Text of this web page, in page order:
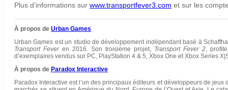
Plus d’informations sur www.transportfever3.com et sur les
À propos de Urban Games
Urban Games est un studio de développement indépendant basé à
Transport Feveren 2016. Son troisième projet, Transport Fever 2,
d’exemplaires vendus sur PC, PlayStation 4 & 5, Xbox One et Xbox Series
À propos de Paradox Interactive
Paradox Interactive est l’un des principaux éditeurs et développeurs de